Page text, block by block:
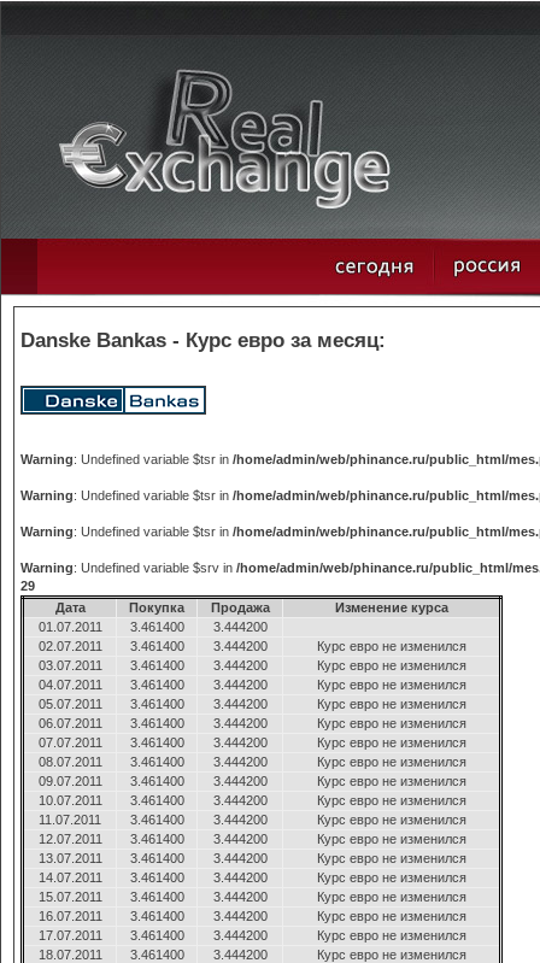
Danske Bankas - Курс евро за месяц:
Warning: Undefined variable $tsr in /home/admin/web/phinance.ru/public_html/
Warning: Undefined variable $tsr in /home/admin/web/phinance.ru/public_html/
Warning: Undefined variable $tsr in /home/admin/web/phinance.ru/public_html/
Warning: Undefined variable $srv in /home/admin/web/phinance.ru/public_html/
29
Дата
Покупка Продажа
Изменение курса
01.07.2011
3.461400
3.444200
02.07.2011
3.461400 3.444200
Курс евро не изменился
03.07.2011
3.461400 3.444200
Курс евро не изменился
04.07.2011
3.461400 3.444200
Курс евро не изменился
05.07.2011
3.461400 3.444200
Курс евро не изменился
06.07.2011
3.461400 3.444200
Курс евро не изменился
07.07.2011
3.461400 3.444200
Курс евро не изменился
08.07.2011
3.461400 3.444200
Курс евро не изменился
09.07.2011
3.461400 3.444200
Курс евро не изменился
10.07.2011
3.461400 3.444200
Курс евро не изменился
11.07.2011
3.461400 3.444200
Курс евро не изменился
12.07.2011
3.461400 3.444200
Курс евро не изменился
13.07.2011
3.461400 3.444200
Курс евро не изменился
14.07.2011
3.461400 3.444200
Курс евро не изменился
15.07.2011
3.461400 3.444200
Курс евро не изменился
16.07.2011
3.461400 3.444200
Курс евро не изменился
17.07.2011
3.461400 3.444200
Курс евро не изменился
18.07.2011
3.461400 3.444200
Курс евро не изменился